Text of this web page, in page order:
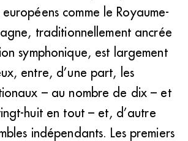
comme le Royaume-
traditionnellement ancrée
symphonique, est largement
entre, d’une part, les
– au nombre de dix – et
huit en tout – et, d’autre
indépendants. Les premiers